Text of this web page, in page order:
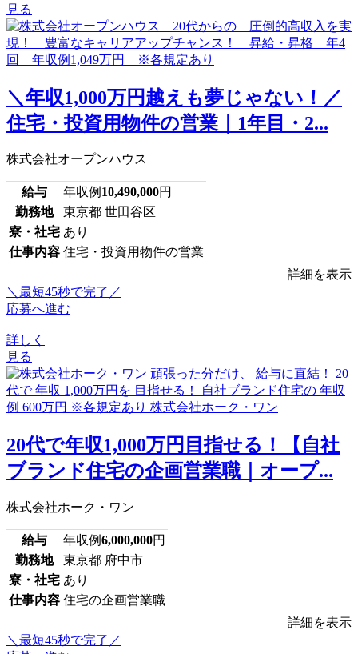
見る
＼年収1,000万円越えも夢じゃない！／
住宅・投資用物件の営業｜1年目・2...
株式会社オープンハウス
給与 年収例 10,490,000円
勤務地
東京都 世田谷区
寮・社宅 あり
仕事内容 住宅・投資用物件の営業
詳細を表示
＼最短45秒で完了／
応募へ進む
詳しく
見る
20代で年収1,000万円目指せる！【自社
ブランド住宅の企画営業職｜オープ...
株式会社ホーク・ワン
給与 年収例6,000,000円
勤務地
東京都 府中市
寮・社宅 あり
仕事内容 住宅の企画営業職
詳細を表示
＼最短45秒で完了／